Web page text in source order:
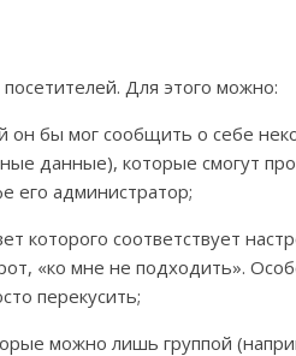
Для этого можно:
он бы мог сообщить о себе
данные), которые смогут
его администратор;
которого соответствует
«ко мне не подходить».
перекусить;
можно лишь группой